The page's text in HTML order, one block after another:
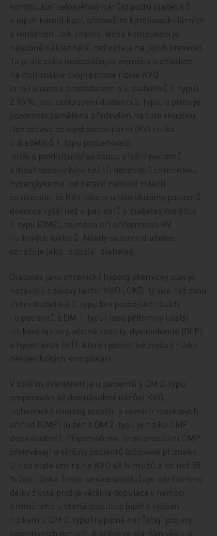
kontinuální celosvětový nárůst počtu diabetiků
a jejich komplikací, především kardiovaskulárních
a renálních. Jak známo, léčba komplikací je
násobně nákladnější než výdaje na jejich prevenci.
Ta je ale stále nedostačující zejména s ohledem
na minimálně dvojnásobné riziko KVO
(a to i u osob s prediabetem a u diabetiků 1. typu).
Z 95 % jsou zastoupeni diabetici 2. typu, a proto je
pozornost zaměřena především na tuto skupinu.
Donedávna se kardiovaskulární (KV) riziko
u diabetiků 1. typu podceňovalo,
jenže s prodlužující se dobou přežití pacientů
s dlouhodobou (více než tři desetiletí) chronickou
hyperglykemií (od dětství nebo od mládí)
se ukázalo, že KV riziko je u této skupiny pacientů
dokonce vyšší než u pacientů s diabetes mellitus
2. typu (DM2), zejména při přítomnosti KV
rizikových faktorů. Někdy se tento diabetes
označuje jako „double“ diabetes.
Diabetes jako chronický hyperglykemický stav je
nezávislý rizikový faktor KVO i CKD. U více než dvou
třetin diabetiků 2. typu (a v pozdějších fázích
i u pacientů s DM 1. typu) jsou přítomny i další
rizikové faktory, včetně obezity, dyslipidemie (DLP)
a hypertenze (HT), které i jednotlivě zvyšují riziko
nespecifických komplikací.
V dalším dvacetiletí je u pacientů s DM 2. typu
proponován až dvojnásobný nárůst KVO,
ischemické choroby srdeční a cévních mozkových
příhod (CMP) (u žen s DM 2. typu je riziko CMP
dvojnásobné). Připomeňme, že po prodělání CMP
přetrvávají u většiny pacientů ložiskové příznaky.
U nás stále umírá na KVO 43 % mužů a víc než 55
% žen. Délka života se sice prodlužuje, ale čtvrtinu
délky života prožije většina populace v nemoci.
Kromě toho u starší populace (opět s vyšším
rizikem u DM 2. typu) rapidně narůstají projevy
kognitivních poruch. A právě ve starším věku je